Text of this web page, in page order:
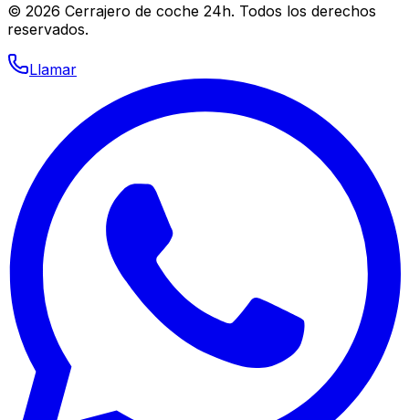
© 2026 Cerrajero de coche 24h. Todos los derechos
reservados.
Llamar